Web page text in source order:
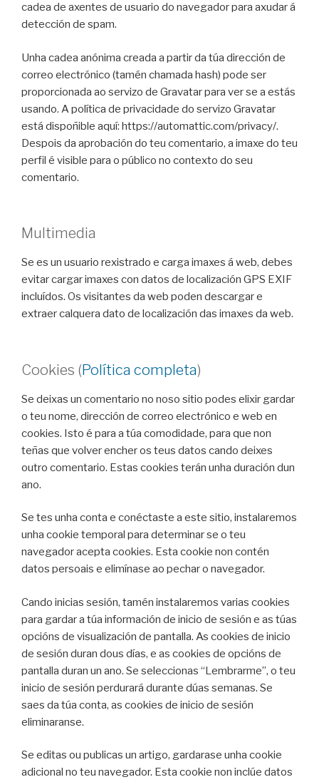
cadea de axentes de usuario do navegador para axudar á
detección de spam.
Unha cadea anónima creada a partir da túa dirección de
correo electrónico (tamén chamada hash) pode ser
proporcionada ao servizo de Gravatar para ver se a estás
usando. A política de privacidade do servizo Gravatar
está dispoñible aquí: https://automattic.com/privacy/.
Despois da aprobación do teu comentario, a imaxe do teu
perfil é visible para o público no contexto do seu
comentario.
Multimedia
Se es un usuario rexistrado e carga imaxes á web, debes
evitar cargar imaxes con datos de localización GPS EXIF
incluídos. Os visitantes da web poden descargar e
extraer calquera dato de localización das imaxes da web.
Cookies (Política completa)
Se deixas un comentario no noso sitio podes elixir gardar
o teu nome, dirección de correo electrónico e web en
cookies. Isto é para a túa comodidade, para que non
teñas que volver encher os teus datos cando deixes
outro comentario. Estas cookies terán unha duración dun
ano.
Se tes unha conta e conéctaste a este sitio, instalaremos
unha cookie temporal para determinar se o teu
navegador acepta cookies. Esta cookie non contén
datos persoais e elimínase ao pechar o navegador.
Cando inicias sesión, tamén instalaremos varias cookies
para gardar a túa información de inicio de sesión e as túas
opcións de visualización de pantalla. As cookies de inicio
de sesión duran dous días, e as cookies de opcións de
pantalla duran un ano. Se seleccionas “Lembrarme”, o teu
inicio de sesión perdurará durante dúas semanas. Se
saes da túa conta, as cookies de inicio de sesión
eliminaranse.
Se editas ou publicas un artigo, gardarase unha cookie
adicional no teu navegador. Esta cookie non inclúe datos